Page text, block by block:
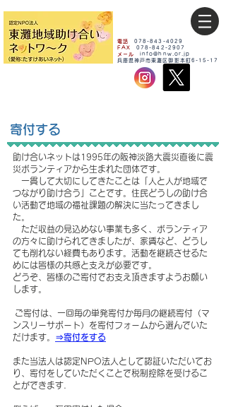
電話
078-843-4029
FAX
078-842-2907
メール
info@hnw.or.jp
​兵庫県神戸市東灘区御影本町6-15-17
寄付する
助け合いネットは1995年の阪神淡路大震災直後に震
災ボランティアから生まれた団体です。
一貫して大切にしてきたことは「人と人が地域で
つながり助け合う」ことです。住民どうしの助け合
い活動で地域の福祉課題の解決に当たってきまし
た。
ただ収益の見込めない事業も多く、ボランティア
の方々に助けられてきましたが、家賃など、どうし
ても削れない経費もあります。活動を継続させるた
めには皆様の共感と支えが必要です。
どうぞ、皆様のご寄付でお支え頂きますようお願い
します
ご寄付は、一回毎の単発寄付か毎月の継続寄付（マ
ンスリーサポート）を寄付フォームから選んでいた
だけます。 ⇒寄付をする
また当法人は認定NPO法人として認証いただいてお
り、寄付をしていただくことで税制控除を受けるこ
とができます.